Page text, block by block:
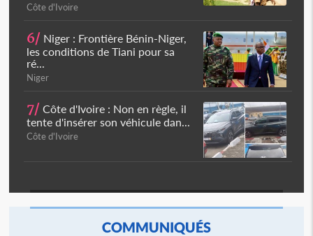
Côte d'Ivoire
6/ Niger : Frontière Bénin-Niger,
les conditions de Tiani pour sa
ré...
Niger
7/ Côte d'Ivoire : Non en règle, il
tente d'insérer son véhicule dan...
Côte d'Ivoire
COMMUNIQUÉS